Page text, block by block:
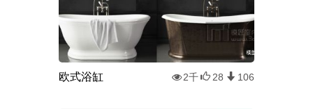
欧式浴缸 2千 28 106